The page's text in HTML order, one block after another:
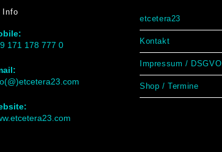
Info
171 178 777 0
etcetera23
Kontakt
Impressum / DSGVO
Shop / Termine